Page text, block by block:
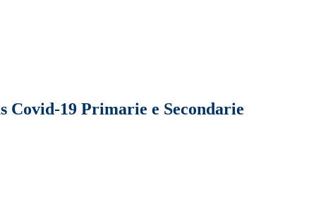
19 Primarie e Secondarie